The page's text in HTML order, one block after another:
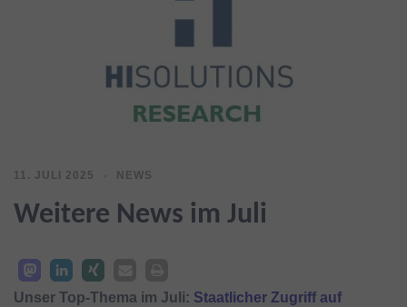
11. JULI 2025 NEWS
Weitere News im Juli
Unser Top-Thema im Juli: Staatlicher Zugriff auf